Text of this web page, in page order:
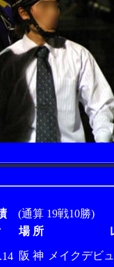
(通算 19戦10勝)
場 所
阪 神 メイクデビ